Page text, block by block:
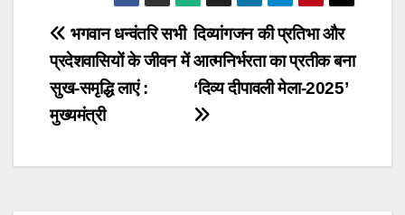
Post
navigation
दिव्यांगजन की प्रतिभा और
आत्मनिर्भरता का प्रतीक बना
‘दिव्य दीपावली मेला-2025’
भगवान धन्वंतरि सभी
प्रदेशवासियों के जीवन में
सुख-समृद्धि लाएं :
मुख्यमंत्री